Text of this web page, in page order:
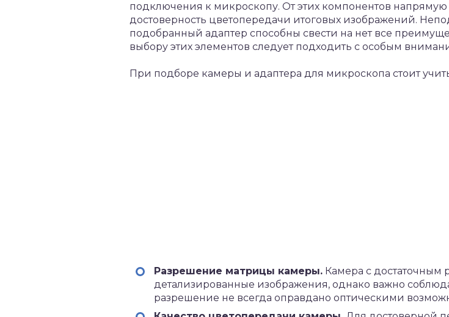
подключения к микроскопу. От этих компонентов
достоверность цветопередачи итоговых изображений.
подобранный адаптер способны свести на нет все
выбору этих элементов следует подходить с особым
При подборе камеры и адаптера для микроскопа стоит
Разрешение матрицы камеры. Камера с достаточным
детализированные изображения, однако важно
разрешение не всегда оправдано оптическими